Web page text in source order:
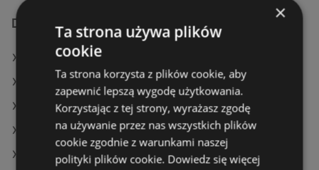
Dodatkowe łącza
Oferty Leroy Merlin
Oferty OBI
Aktualne gazetki OBI
Aktualne gazetki Castorama
Aktualne gazetki Leroy Merlin
×
Ta strona używa plików
cookie
Ta strona korzysta z plików cookie, aby
zapewnić lepszą wygodę użytkowania.
Korzystając z tej strony, wyrażasz zgodę
na używanie przez nas wszystkich plików
cookie zgodnie z warunkami naszej
polityki plików cookie. Dowiedz się więcej